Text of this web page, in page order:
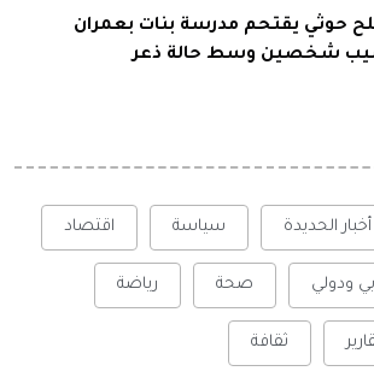
حوثي يقتحم مدرسة بنات بعمران
شخصين وسط حالة ذعر
أخبار الحديدة سياسة اقتصاد
ودولي صحة رياضة
ثقافة